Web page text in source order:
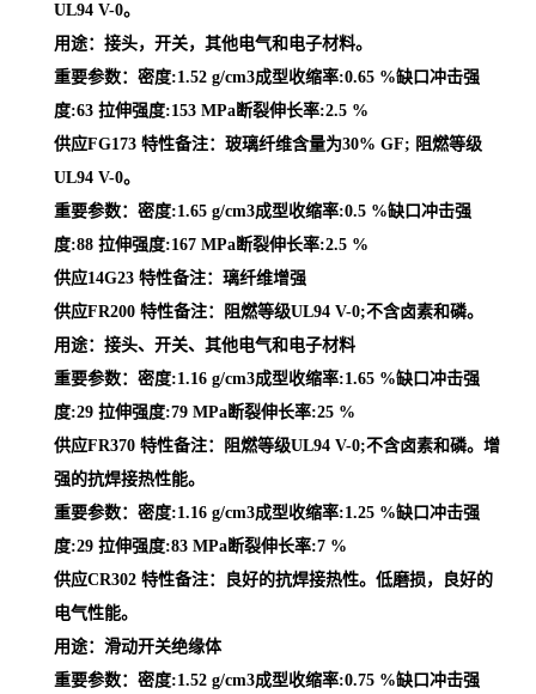
UL94 V-0。
用途：接头，开关，其他电气和电子材料。
重要参数：密度:1.52 g/cm3成型收缩率:0.65 %缺口冲击强
度:63 拉伸强度:153 MPa断裂伸长率:2.5 %
供应FG173 特性备注：玻璃纤维含量为30% GF; 阻燃等级
UL94 V-0。
重要参数：密度:1.65 g/cm3成型收缩率:0.5 %缺口冲击强
度:88 拉伸强度:167 MPa断裂伸长率:2.5 %
供应14G23 特性备注：璃纤维增强
供应FR200 特性备注：阻燃等级UL94 V-0;不含卤素和磷。
用途：接头、开关、其他电气和电子材料
重要参数：密度:1.16 g/cm3成型收缩率:1.65 %缺口冲击强
度:29 拉伸强度:79 MPa断裂伸长率:25 %
供应FR370 特性备注：阻燃等级UL94 V-0;不含卤素和磷。增
强的抗焊接热性能。
重要参数：密度:1.16 g/cm3成型收缩率:1.25 %缺口冲击强
度:29 拉伸强度:83 MPa断裂伸长率:7 %
供应CR302 特性备注：良好的抗焊接热性。低磨损，良好的
电气性能。
用途：滑动开关绝缘体
重要参数：密度:1.52 g/cm3成型收缩率:0.75 %缺口冲击强